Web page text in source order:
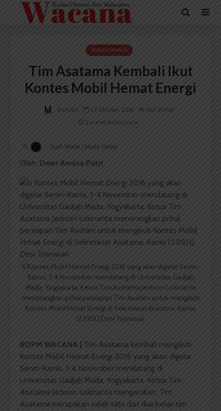
BERITA KAMPUS
Tim Asatama Kembali Ikut
Kontes Mobil Hemat Energi
Redaksi 29 Oktober 2016
185 dilihat
2 menit waktu baca
Dark Mode | Moda Gelap
Oleh: Dewi Annisa Putri
ti Kontes Mobil Hemat Energi 2016 yang akan digelar Senin-
Kamis, 1-4 November mendatang di Universitas Gadjah
Mada, Yogyakarta. Ketua Tim Asatama Jackson Lokinanta
menerangkan prihal persiapan Tim Asatam untuk mengikuti
Kontes Mobil Hrmat Energi di Sekretariat Asatama, Kamis
(27/10).| Desi Trisnasari
BOPM WACANA | Tim Asatama kembali mengikuti
Kontes Mobil Hemat Energi 2016 yang akan digelar
Senin-Kamis, 1-4 November mendatang di
Universitas Gadjah Mada, Yogyakarta. Ketua Tim
Asatama Jackson Lokinanta mengatakan, Tim
Asatama merupakan salah satu dari dua belas tim